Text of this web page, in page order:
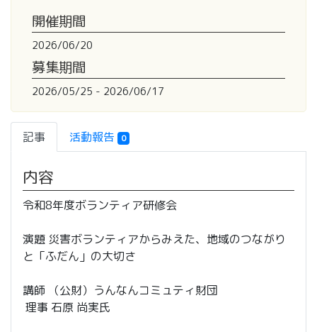
開催期間
2026/06/20
募集期間
2026/05/25 - 2026/06/17
記事 活動報告 0
内容
令和8年度ボランティア研修会
演題 災害ボランティアからみえた、地域のつながり
と「ふだん」の大切さ
講師 （公財）うんなんコミュティ財団
理事 石原 尚実氏